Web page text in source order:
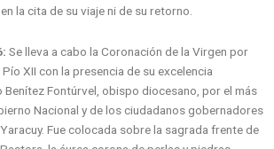
la cita de su viaje ni de su retorno.
Se lleva a cabo la Coronación de la Virgen por
XII con la presencia de su excelencia
Benítez Fontúrvel, obispo diocesano, por el más
Nacional y de los ciudadanos gobernadores
Fue colocada sobre la sagrada frente de